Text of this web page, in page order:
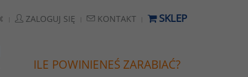
ZALOGUJ SIĘ KONTAKT SKLEP
ILE POWINIENEŚ ZARABIAĆ?